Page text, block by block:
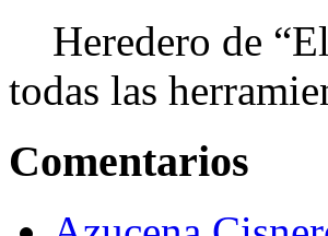
Heredero de
todas las
Comentarios